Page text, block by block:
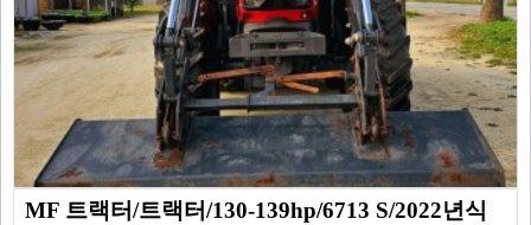
MF 트랙터/트랙터/130-139hp/6713 S/2022년식